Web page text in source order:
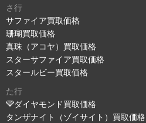
さ行
サファイア買取価格
珊瑚買取価格
真珠（アコヤ）買取価格
スターサファイア買取価格
スタールビー買取価格
た行
ダイヤモンド買取価格
タンザナイト（ゾイサイト）買取価格